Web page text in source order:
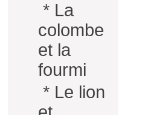
* La
colombe
et la
fourmi
* Le lion